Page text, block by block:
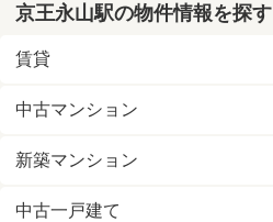
京王永山駅の物件情報を探す
賃貸
中古マンション
新築マンション
中古一戸建て